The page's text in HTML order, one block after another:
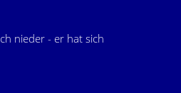
nieder - er hat sich